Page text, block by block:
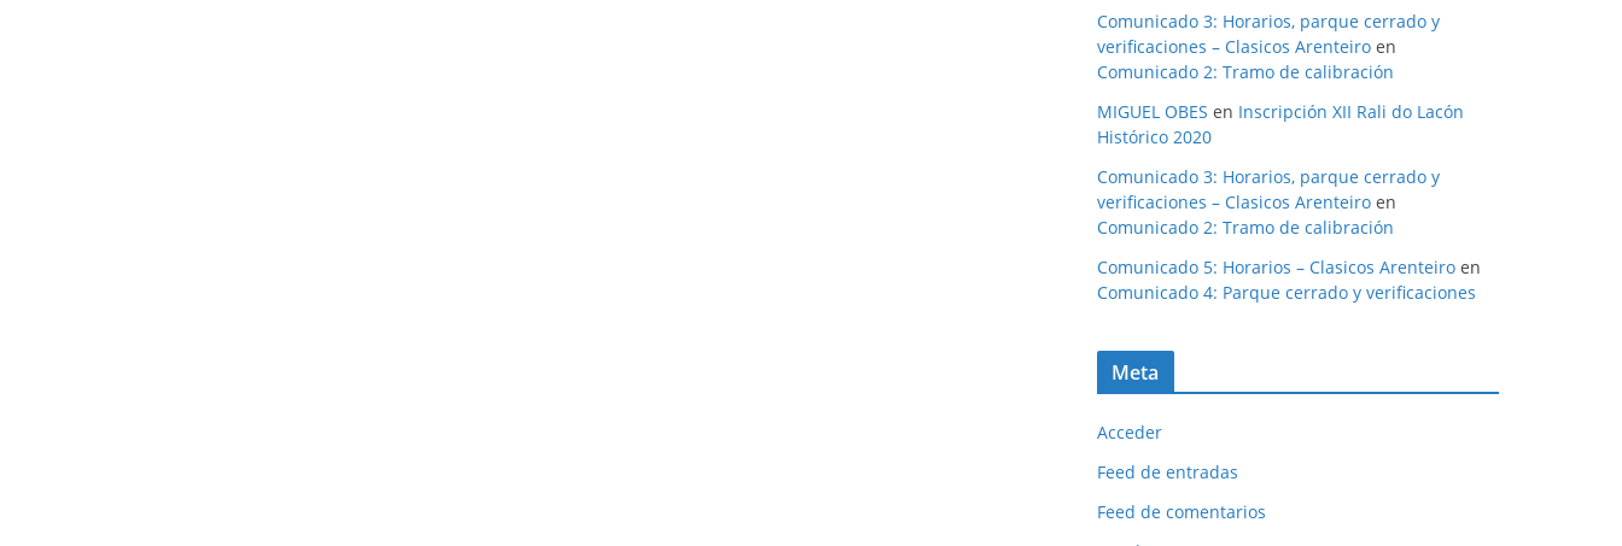
Comunicado 3: Horarios, parque cerrado y
verificaciones – Clasicos Arenteiro en
Comunicado 2: Tramo de calibración
MIGUEL OBES en Inscripción XII Rali do Lacón
Histórico 2020
Comunicado 3: Horarios, parque cerrado y
verificaciones – Clasicos Arenteiro en
Comunicado 2: Tramo de calibración
Comunicado 5: Horarios – Clasicos Arenteiro en
Comunicado 4: Parque cerrado y verificaciones
Meta
Acceder
Feed de entradas
Feed de comentarios